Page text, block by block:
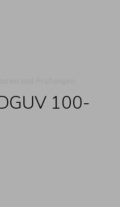
100-